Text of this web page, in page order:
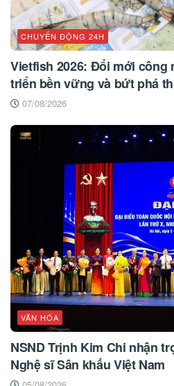
CHUYỂN ĐỘNG 24H
Vietfish 2026: Đổi mới
triển bền vững và bứt phá
07/08/2026
VĂN HÓA
NSND Trịnh Kim Chi nhận
Nghệ sĩ Sân khấu Việt Nam